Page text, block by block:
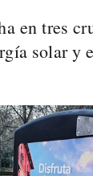
en tres
solar y